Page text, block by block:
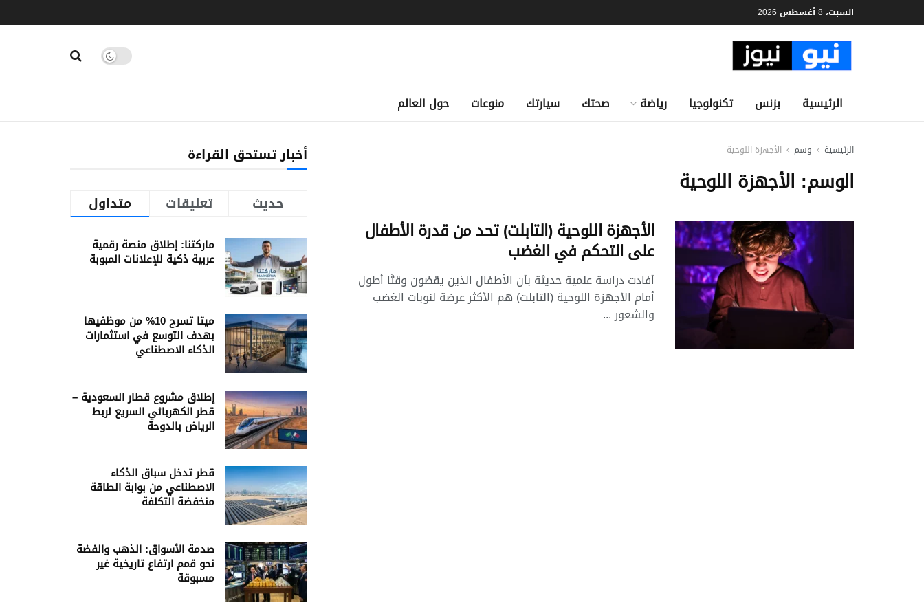
السبت، 8 أغسطس 2026
الرئيسية بزنس تكنولوجيا رياضة صحتك سيارتك منوعات حول العالم
الرئيسية وسم الأجهزة اللوحية
الوسم: الأجهزة اللوحية
الأجهزة اللوحية (التابلت) تحد من قدرة الأطفال
على التحكم في الغضب
أفادت دراسة علمية حديثة بأن الأطفال الذين يقضون وقتًا أطول
أمام الأجهزة اللوحية (التابلت) هم الأكثر عرضة لنوبات الغضب
والشعور ...
أخبار تستحق القراءة
متداول تعليقات حديث
ماركتنا: إطلاق منصة رقمية
عربية ذكية للإعلانات المبوبة
ميتا تسرح 10% من موظفيها
بهدف التوسع في استثمارات
الذكاء الاصطناعي
إطلاق مشروع قطار السعودية –
قطر الكهربائي السريع لربط
الرياض بالدوحة
قطر تدخل سباق الذكاء
الاصطناعي من بوابة الطاقة
منخفضة التكلفة
صدمة الأسواق: الذهب والفضة
نحو قمم ارتفاع تاريخية غير
مسبوقة